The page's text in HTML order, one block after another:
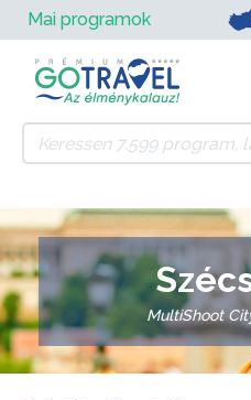
Mai programok
MultiShoot